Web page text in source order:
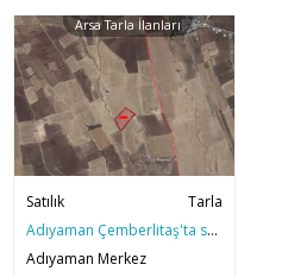
Arsa Tarla İlanları
Satılık
Tarla
Adıyaman Çemberlitaş'ta satılık 13 Dönüm Mükemmel Arsa
Adıyaman Merkez